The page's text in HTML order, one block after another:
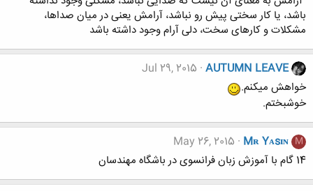
ﺑﺎﺷﺪ، ﯾﺎ ﮐﺎﺭ ﺳﺨﺘﯽ ﭘﯿﺶ ﺭﻭ ﻧﺒﺎﺷﺪ، ﺁﺭﺍﻣﺶ ﯾﻌﻨﯽ ﺩﺭ ﻣﯿﺎﻥ ﺻﺪﺍها،
مشکلات ﻭ ﮐﺎﺭهای ﺳﺨﺖ، ﺩﻟﯽ ﺁﺭﺍﻡ ﻭﺟﻮﺩ ﺩﺍﺷﺘﻪ ﺑﺎﺷﺪ
AUTUMN LEAVE
Jul 29, 2015
خواهش میکنم.
خوشبختم.
M
Mʀ Yᴀsɪɴ
May 26, 2015
14 گام با آموزش زبان فرانسوی در باشگاه مهندسان